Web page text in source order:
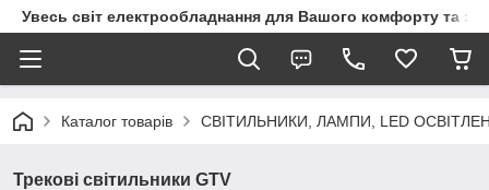
Увесь світ електрообладнання для Вашого комфорту та
Каталог товарів СВІТИЛЬНИКИ, ЛАМПИ, LED
Трекові світильники GTV